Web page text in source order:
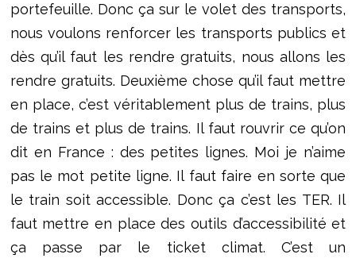
portefeuille. Donc ça sur le volet des transports,
nous voulons renforcer les transports publics et
dès qu’il faut les rendre gratuits, nous allons les
rendre gratuits. Deuxième chose qu’il faut mettre
en place, c’est véritablement plus de trains, plus
de trains et plus de trains. Il faut rouvrir ce qu’on
dit en France : des petites lignes. Moi je n’aime
pas le mot petite ligne. Il faut faire en sorte que
le train soit accessible. Donc ça c’est les TER. Il
faut mettre en place des outils d’accessibilité et
ça passe par le ticket climat. C’est un